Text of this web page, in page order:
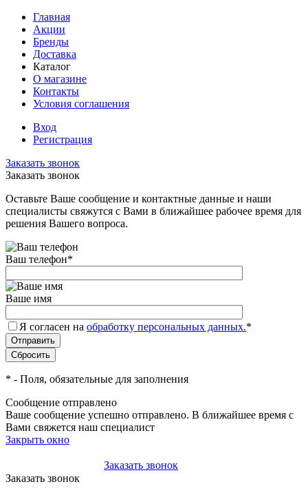
Главная
Акции
Бренды
Доставка
Каталог
О магазине
Контакты
Условия соглашения
Вход
Регистрация
Заказать звонок
Заказать звонок
Оставьте Ваше сообщение и контактные данные и наши
специалисты свяжутся с Вами в ближайшее рабочее время для
решения Вашего вопроса.
Ваш телефон*
Ваше имя
Я согласен на обработку персональных данных.*
* - Поля, обязательные для заполнения
Сообщение отправлено
Ваше сообщение успешно отправлено. В ближайшее время с
Вами свяжется наш специалист
Закрыть окно
Заказать звонок
Заказать звонок